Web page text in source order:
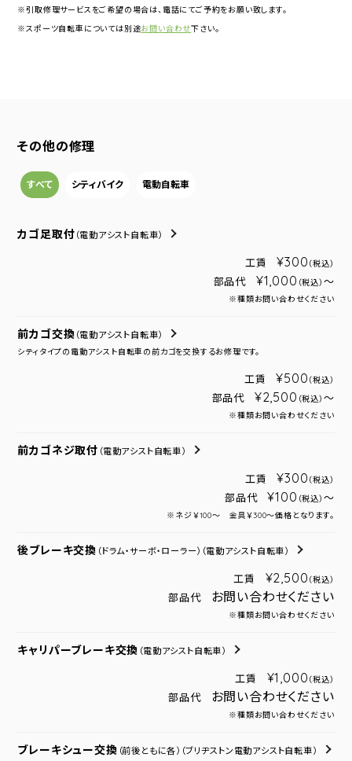
※引取修理サービスをご希望の場合は、電話にてご予約をお願い致します。
※スポーツ自転車については別途お問い合わせ下さい。
その他の修理
すべて シティバイク 電動自転車
カゴ足取付 （電動アシスト自転車）
工賃 ¥300 （税込）
部品代 ¥1,000 （税込） ～
※種類お問い合わせください
前カゴ交換 （電動アシスト自転車）
シティタイプの電動アシスト自転車の前カゴを交換するお修理です。
工賃 ¥500 （税込）
部品代 ¥2,500 （税込） ～
※種類お問い合わせください
前カゴネジ取付 （電動アシスト自転車）
工賃 ¥300 （税込）
部品代 ¥100 （税込） ～
※ネジ￥100～ 金具￥300～価格となります。
後ブレーキ交換 （ドラム・サーボ・ローラー） （電動アシスト自転車）
工賃 ¥2,500 （税込）
部品代 お問い合わせください
※種類お問い合わせください
キャリパーブレーキ交換 （電動アシスト自転車）
工賃 ¥1,000 （税込）
部品代 お問い合わせください
※種類お問い合わせください
ブレーキシュー交換 （前後ともに各） （ブリヂストン電動アシスト自転車）